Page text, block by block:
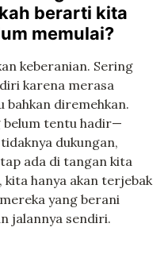
berarti kita
memulai?
keberanian. Sering
karena merasa
bahkan diremehkan.
belum tentu hadir—
dukungan,
ada di tangan kita
kita hanya akan terjebak
yang berani
jalannya sendiri.